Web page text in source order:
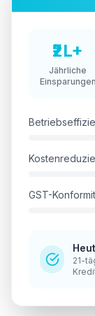
₹2L+
Jährliche
Einsparungen
GST-
21-